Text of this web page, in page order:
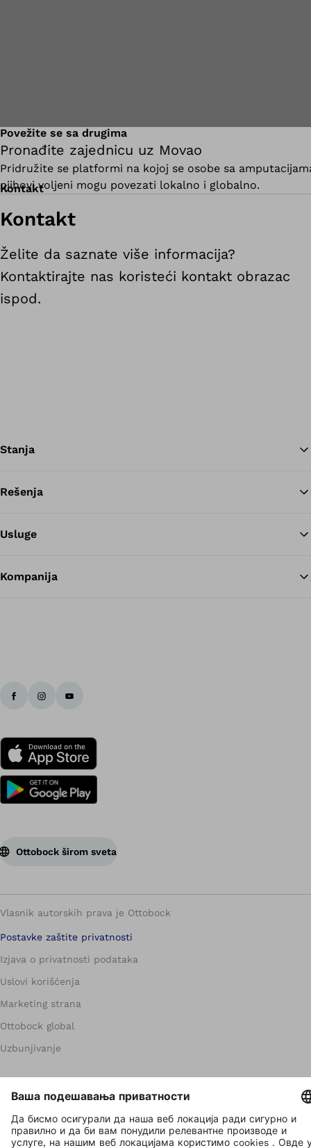
Povežite se sa drugima
Pronađite zajednicu uz Movao
Pridružite se platformi na kojoj se osobe sa
njihovi voljeni mogu povezati lokalno i globalno.
Kontakt
Kontakt
Želite da saznate više informacija?
Kontaktirajte nas koristeći kontakt obrazac
ispod.
Stanja
Rešenja
Usluge
Kompanija
Ottobock širom sveta
Vlasnik autorskih prava je Ottobock
Postavke zaštite privatnosti
Izjava o privatnosti podataka
Uslovi korišćenja
Marketing strana
Ottobock global
Uzbunjivanje